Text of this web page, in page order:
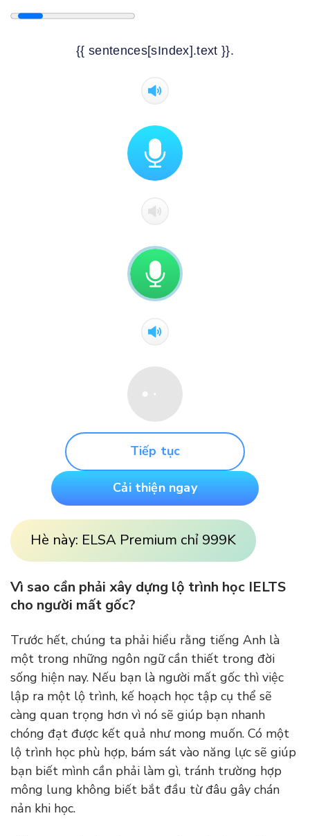
{{ sentences[sIndex].text }}.
Tiếp tục
Cải thiện ngay
Hè này: ELSA Premium chỉ 999K
Vì sao cần phải xây dựng lộ trình học IELTS
cho người mất gốc?
Trước hết, chúng ta phải hiểu rằng tiếng Anh là
một trong những ngôn ngữ cần thiết trong đời
sống hiện nay. Nếu bạn là người mất gốc thì việc
lập ra một lộ trình, kế hoạch học tập cụ thể sẽ
càng quan trọng hơn vì nó sẽ giúp bạn nhanh
chóng đạt được kết quả như mong muốn. Có một
lộ trình học phù hợp, bám sát vào năng lực sẽ giúp
bạn biết mình cần phải làm gì, tránh trường hợp
mông lung không biết bắt đầu từ đâu gây chán
nản khi học.